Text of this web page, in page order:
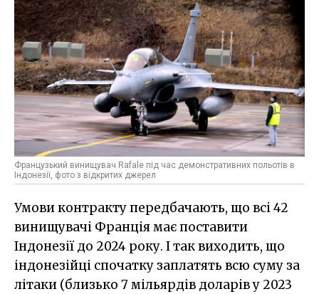
Французький винищувач Rafale під час демонстративних польотів в
Індонезії, фото з відкритих джерел
Умови контракту передбачають, що всі 42
винищувачі Франція має поставити
Індонезії до 2024 року. І так виходить, що
індонезійці спочатку заплатять всю суму за
літаки (близько 7 мільярдів доларів у 2023